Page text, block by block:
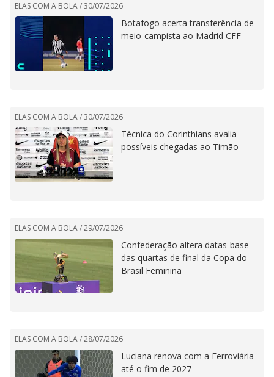
ELAS COM A BOLA /30/07/2026
Botafogo acerta transferência de
meio-campista ao Madrid CFF
ELAS COM A BOLA /30/07/2026
Técnica do Corinthians avalia
possíveis chegadas ao Timão
ELAS COM A BOLA /29/07/2026
Confederação altera datas-base
das quartas de final da Copa do
Brasil Feminina
ELAS COM A BOLA /28/07/2026
Luciana renova com a Ferroviária
até o fim de 2027